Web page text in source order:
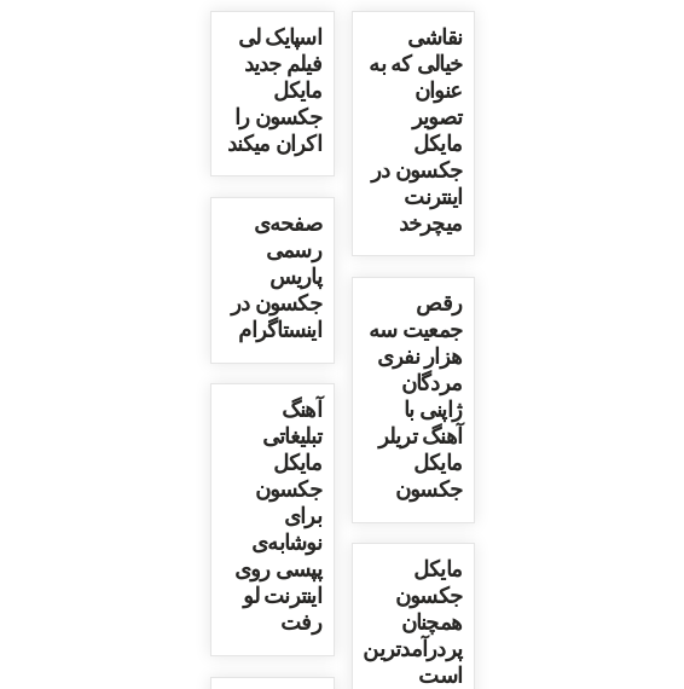
اسپایک لی
فیلم جدید
مایکل
جکسون را
اکران میکند
نقاشی
خیالی که به
عنوان
تصویر
مایکل
جکسون در
اینترنت
میچرخد
صفحه‌ی
رسمی
پاریس
جکسون در
اینستاگرام
رقص
جمعیت سه
هزار نفری
مردگان
ژاپنی با
آهنگ تریلر
مایکل
جکسون
آهنگ
تبلیغاتی
مایکل
جکسون
برای
نوشابه‌ی
پپسی روی
اینترنت لو
رفت
مایکل
جکسون
همچنان
پردرآمدترین
است